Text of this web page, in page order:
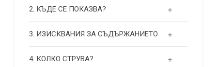
2. КЪДЕ СЕ ПОКАЗВА?
3. ИЗИСКВАНИЯ ЗА СЪДЪРЖАНИЕТО
4. КОЛКО СТРУВА?